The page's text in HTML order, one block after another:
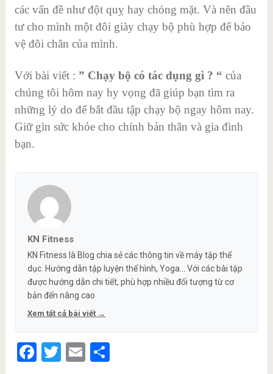
các vấn đề như đột quỵ hay chóng mặt. Và nên đầu
tư cho mình một đôi giày chạy bộ phù hợp để bảo
vệ đôi chân của mình.
Với bài viết : ” Chạy bộ có tác dụng gì ? “ của
chúng tôi hôm nay hy vọng đã giúp bạn tìm ra
những lý do để bắt đầu tập chạy bộ ngay hôm nay.
Giữ gìn sức khỏe cho chính bản thân và gia đình
bạn.
KN Fitness
KN Fitness là Blog chia sẻ các thông tin về máy tập thể
dục. Hướng dẫn tập luyện thể hình, Yoga... Với các bài tập
được hướng dẫn chi tiết, phù hợp nhiều đối tượng từ cơ
bản đến nâng cao
Xem tất cả bài viết →
Facebook
Twitter
Email